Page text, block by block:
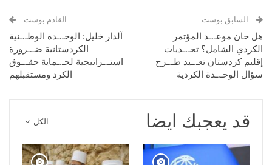
السابق بوست
هل حان موعـ.ـد المؤتمر
الكردي الشامل؟ تحـ.ـديات
إقليم كردستان تعـ.ـيد طـ.ـرح
سؤال الوحـ.ـدة الكردية
القادم بوست
آلدار خليل: الوحـ.ـدة الوطـ.ـنية
الكردستانية ضـ.ـرورة
استـ.ـراتيجية لحـ.ـماية حقـ.ـوق
الكرد ومستقبلهم
الكل قد يعجبك ايضا